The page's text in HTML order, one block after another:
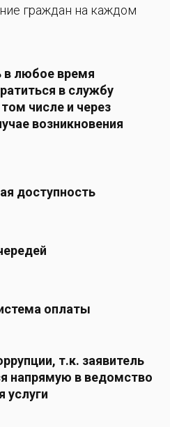
граждан на каждом
любое время
в службу
числе и через
возникновения
доступность
оплаты
т.к. заявитель
напрямую в ведомство
услуги